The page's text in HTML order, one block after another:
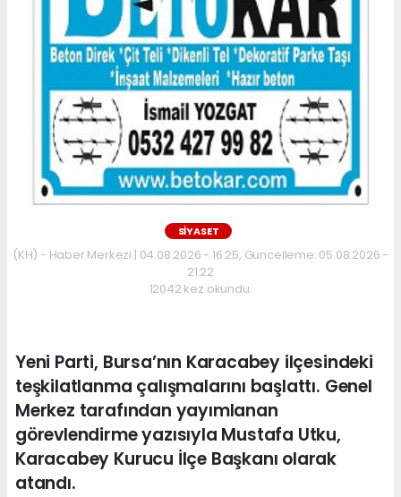
SİYASET
(KH) - Haber Merkezi | 04.08.2026 - 16:25, Güncelleme: 05.08.2026 -
21:22
12042 kez okundu.
Yeni Parti, Bursa’nın Karacabey ilçesindeki
teşkilatlanma çalışmalarını başlattı. Genel
Merkez tarafından yayımlanan
görevlendirme yazısıyla Mustafa Utku,
Karacabey Kurucu İlçe Başkanı olarak
atandı.